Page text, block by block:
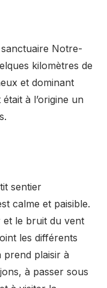
Notre-
kilomètres de
et dominant
à l’origine un
sentier
calme et paisible.
et le bruit du vent
les différents
prend plaisir à
à passer sous